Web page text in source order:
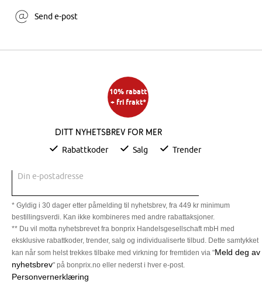
Send e-post
10% rabatt
+ fri frakt*
Ditt nyhetsbrev for mer
Rabattkoder Salg Trender
Din e-postadresse
* Gyldig i 30 dager etter påmelding til nyhetsbrev, fra 449 kr minimum
bestillingsverdi. Kan ikke kombineres med andre rabattaksjoner.
** Du vil motta nyhetsbrevet fra bonprix Handelsgesellschaft mbH med
eksklusive rabattkoder, trender, salg og individualiserte tilbud. Dette samtykket
kan når som helst trekkes tilbake med virkning for fremtiden via "Meld deg av
nyhetsbrev" på bonprix.no eller nederst i hver e-post.
Personvernerklæring